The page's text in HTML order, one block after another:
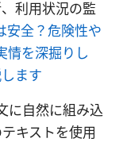
利用状況の監
安全？危険性や
情を深掘りし
ます
に自然に組み込
キストを使用